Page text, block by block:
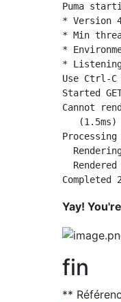
Puma
* Version
* Min
*
*
Use Ctrl-
Started
Cannot
(1.5ms)
Rendered
Yay!
fin
**